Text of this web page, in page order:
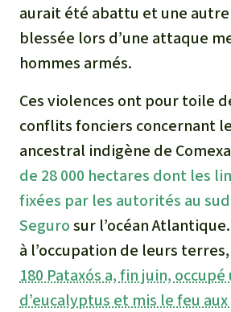
Les barrages
Le ciment
Les routes
aurait été abattu et une
blessée lors d’une attaque
hommes armés.
Ces violences ont pour toile
conflits fonciers concernant
ancestral indigène de
de 28 000 hectares dont les
fixées par les autorités au
Segurosur l’océan
à l’occupation de leurs terres,
180 Pataxós a, fin juin,
d’eucalyptus et mis le feu